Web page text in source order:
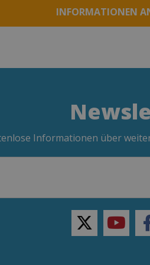
INFORMATIONEN
Informationen über
twitter